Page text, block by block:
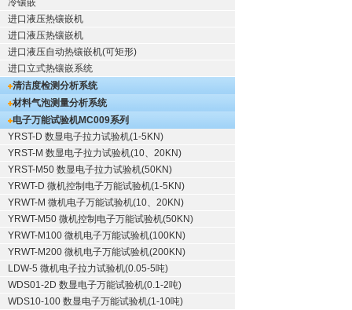
冷镶嵌
进口液压热镶嵌机
进口液压热镶嵌机
进口液压自动热镶嵌机(可矩形)
进口立式热镶嵌系统
清洁度检测分析系统
材料气泡测量分析系统
电子万能试验机MC009系列
YRST-D 数显电子拉力试验机(1-5KN)
YRST-M 数显电子拉力试验机(10、20KN)
YRST-M50 数显电子拉力试验机(50KN)
YRWT-D 微机控制电子万能试验机(1-5KN)
YRWT-M 微机电子万能试验机(10、20KN)
YRWT-M50 微机控制电子万能试验机(50KN)
YRWT-M100 微机电子万能试验机(100KN)
YRWT-M200 微机电子万能试验机(200KN)
LDW-5 微机电子拉力试验机(0.05-5吨)
WDS01-2D 数显电子万能试验机(0.1-2吨)
WDS10-100 数显电子万能试验机(1-10吨)